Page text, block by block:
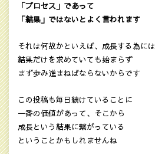
「プロセス」であって
「結果」ではないとよく言われます
それは何故かといえば、成長する為には
結果だけを求めていても始まらず
まず歩み進まねばならないからです
この投稿も毎日続けていることに
一番の価値があって、そこから
成長という結果に繋がっている
ということかもしれませんね